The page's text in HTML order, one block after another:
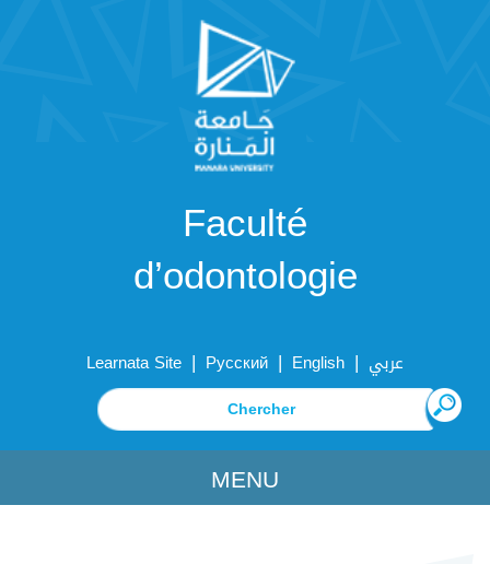
Faculté
d’odontologie
Learnata Site | Русский | English | عربي
MENU